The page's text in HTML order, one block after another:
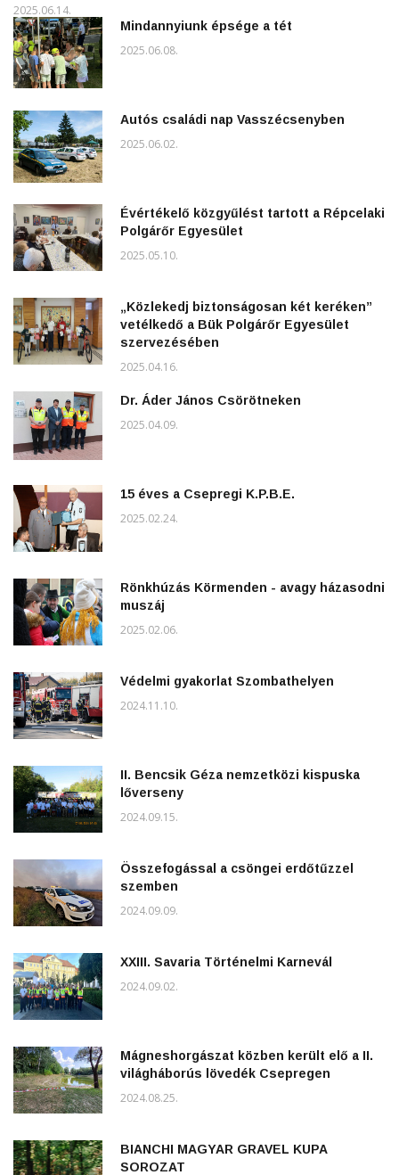
2025.06.14.
Mindannyiunk épsége a tét
2025.06.08.
Autós családi nap Vasszécsenyben
2025.06.02.
Évértékelő közgyűlést tartott a Répcelaki
Polgárőr Egyesület
2025.05.10.
„Közlekedj biztonságosan két keréken”
vetélkedő a Bük Polgárőr Egyesület
szervezésében
2025.04.16.
Dr. Áder János Csörötneken
2025.04.09.
15 éves a Csepregi K.P.B.E.
2025.02.24.
Rönkhúzás Körmenden - avagy házasodni
muszáj
2025.02.06.
Védelmi gyakorlat Szombathelyen
2024.11.10.
II. Bencsik Géza nemzetközi kispuska
lőverseny
2024.09.15.
Összefogással a csöngei erdőtűzzel
szemben
2024.09.09.
XXIII. Savaria Történelmi Karnevál
2024.09.02.
Mágneshorgászat közben került elő a II.
világháborús lövedék Csepregen
2024.08.25.
BIANCHI MAGYAR GRAVEL KUPA
SOROZAT